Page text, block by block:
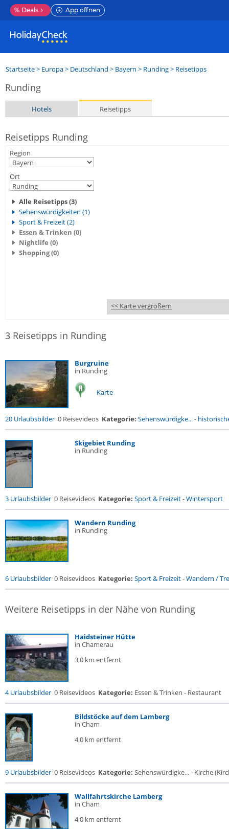
% Deals App öffnen
Startseite> Europa> Deutschland > Bayern > Runding> Reisetipps
Runding
Hotels Reisetipps
Reisetipps Runding
Region
Ort
Alle Reisetipps (3)
Sehenswürdigkeiten (1)
Sport & Freizeit (2)
Essen & Trinken (0)
Nightlife (0)
Shopping (0)
<< Karte vergrößern
3 Reisetipps in Runding
Burgruine
in Runding
Karte
20 Urlaubsbilder 0 Reisevideos Kategorie: Sehenswürdigke...-
Skigebiet Runding
in Runding
3 Urlaubsbilder 0 Reisevideos Kategorie: Sport & Freizeit-Wintersport
Wandern Runding
in Runding
6 Urlaubsbilder 0 Reisevideos Kategorie: Sport & Freizeit-Wandern /
Weitere Reisetipps in der Nähe von Runding
Haidsteiner Hütte
in Chamerau
3,0 km entfernt
4 Urlaubsbilder 0 Reisevideos Kategorie: Essen & Trinken - Restaurant
Bildstöcke auf dem Lamberg
in Cham
4,0 km entfernt
9 Urlaubsbilder 0 Reisevideos Kategorie: Sehenswürdigke... - Kirche
Wallfahrtskirche Lamberg
in Cham
4,0 km entfernt